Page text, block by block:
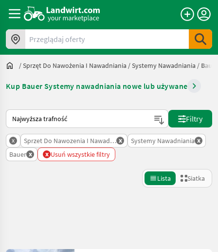
Przeglądaj oferty
/Sprzęt Do Nawożenia I Nawadniania /Systemy Nawadniania / Bauer
Kup Bauer Systemy nawadniania nowe lub używane
Tak sortuje się na Landwirt.com
Filtry
x Sprzet Do Nawozenia I Nawadniania
x Systemy Nawadniania x
Bauer x x Usuń wszystkie filtry
Lista Siatka